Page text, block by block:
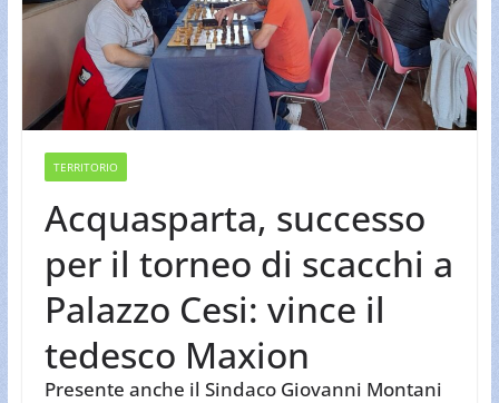
TERRITORIO
Acquasparta, successo
per il torneo di scacchi a
Palazzo Cesi: vince il
tedesco Maxion
Presente anche il Sindaco Giovanni Montani